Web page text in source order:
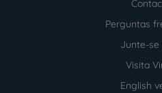
Perguntas
Junte-se
Visita
English